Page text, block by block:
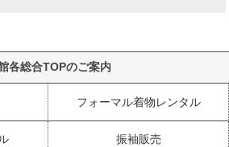
各総合TOPのご案内
フォーマル着物レンタル
振袖販売